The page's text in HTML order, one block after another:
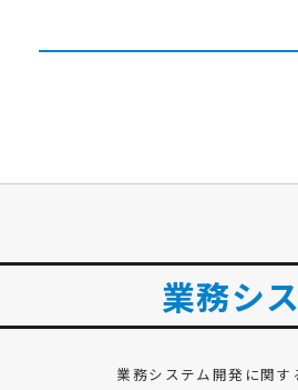
業務シ
業務システム開発 に関